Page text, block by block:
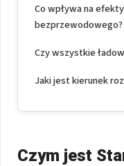
Co wpływa na
bezprzewodowego?
Czy wszystkie
Jaki jest kierunek
Czym jest